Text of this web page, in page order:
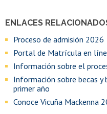
ENLACES
Proceso de admisión 2026
Portal de Matrícula en
Información sobre el
Información sobre becas y
primer año
Conoce Vicuña Mackenna